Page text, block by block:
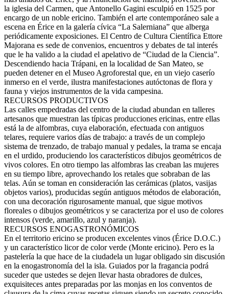
la iglesia del Carmen, que Antonello Gagini esculpió en 1525 por
encargo de un noble ericino. También el arte contemporáneo sale a
escena en Érice en la galería cívica “La Salerniana” que alberga
periódicamente exposiciones. El Centro de Cultura Científica Ettore
Majorana es sede de convenios, encuentros y debates de tal interés
que le ha valido a la ciudad el apelativo de “Ciudad de la Ciencia”.
Descendiendo hacia Trápani, en la localidad de San Mateo, se
pueden detener en el Museo Agroforestal que, en un viejo caserío
inmerso en el verde, ilustra manifestaciones autóctonas de flora y
fauna y viejos instrumentos de la vida campesina.
RECURSOS PRODUCTIVOS
Las calles empedradas del centro de la ciudad abundan en talleres
artesanos que muestran las típicas producciones ericinas, entre ellas
está la de alfombras, cuya elaboración, efectuada con antiguos
telares, requiere varios días de trabajo: a través de un complejo
sistema de trenzado, de trabajo manual y pedales, la trama se encaja
en el urdido, produciendo los característicos dibujos geométricos de
vivos colores. En otro tiempo las alfombras las creaban las mujeres
en su tiempo libre, aprovechando los retales que sobraban de las
telas. Aún se toman en consideración las cerámicas (platos, vasijas
objetos varios), producidas según antiguos métodos de elaboración,
con una decoración rigurosamente manual, que sigue motivos
floreales o dibujos geométricos y se caracteriza por el uso de colores
intensos (verde, amarillo, azul y naranja).
RECURSOS ENOGASTRONÓMICOS
En el territorio ericino se producen excelentes vinos (Érice D.O.C.)
y un característico licor de color verde (Monte ericino). Pero es la
pastelería la que hace de la ciudadela un lugar obligado sin discusión
en la enogastronomía del la isla. Guiados por la fragancia podrá
suceder que ustedes se dejen llevar hasta obradores de dulces,
exquisiteces antes preparadas por las monjas en los conventos de